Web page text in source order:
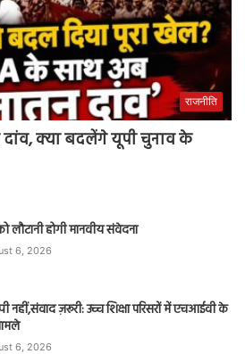
राजनीति
क्या बदलेंगे यूपी चुनाव के
लौटानी होगी मानवीय संवेदना
6, 2026
नहीं,संवाद ज़रूरी: उच्च शिक्षा परिसरों में एचआईवी के
6, 2026